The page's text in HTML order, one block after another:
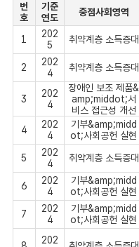
번
호
기준
연도
중점사회영역
1
202
5
취약계층 소득증대
2
202
4
취약계층 소득증대
3
202
4
장애인 보조 제품&
amp;middot;서
비스 접근성 개선
4
202
4
기부&amp;midd
ot;사회공헌 실현
5
202
4
취약계층 소득증대
6
202
4
기부&amp;midd
ot;사회공헌 실현
7
202
4
기부&amp;midd
ot;사회공헌 실현
202